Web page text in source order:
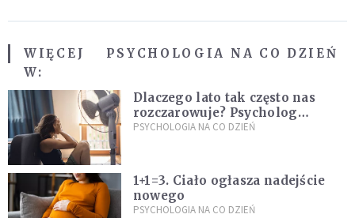
WIĘCEJ
W:
PSYCHOLOGIA NA CO DZIEŃ
Dlaczego lato tak często nas
rozczarowuje? Psycholog
wyjaśnia, skąd bierze się presja
PSYCHOLOGIA NA CO DZIEŃ
1+1=3. Ciało ogłasza nadejście
nowego
PSYCHOLOGIA NA CO DZIEŃ